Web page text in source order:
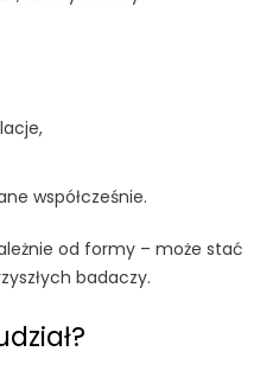
współcześnie.
od formy – może stać
badaczy.